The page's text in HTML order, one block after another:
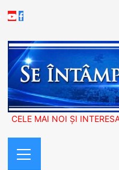
to
Youtube
Facebook
CELE MAI NOI ȘI
Menu